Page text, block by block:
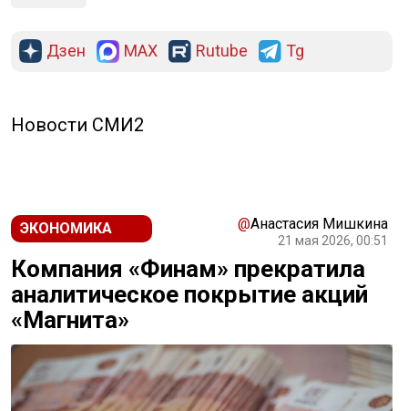
Дзен MAX Rutube Tg
Новости СМИ2
ЭКОНОМИКА @Анастасия Мишкина
21 мая 2026, 00:51
Компания «Финам» прекратила
аналитическое покрытие акций
«Магнита»